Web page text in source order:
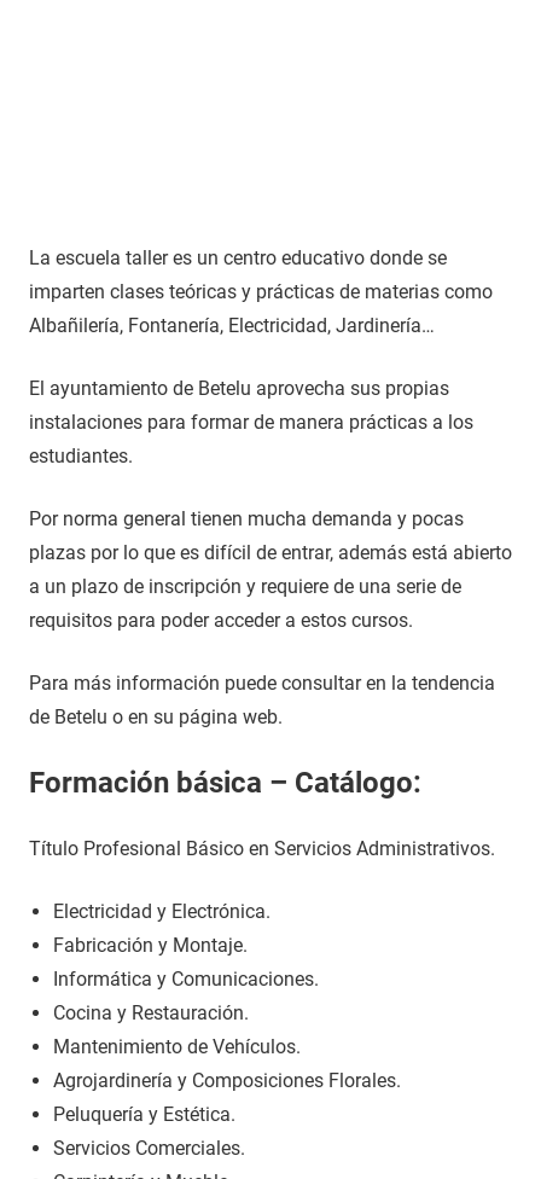
La escuela taller es un centro educativo donde se
imparten clases teóricas y prácticas de materias como
Albañilería, Fontanería, Electricidad, Jardinería…
El ayuntamiento de Betelu aprovecha sus propias
instalaciones para formar de manera prácticas a los
estudiantes.
Por norma general tienen mucha demanda y pocas
plazas por lo que es difícil de entrar, además está abierto
a un plazo de inscripción y requiere de una serie de
requisitos para poder acceder a estos cursos.
Para más información puede consultar en la tendencia
de Betelu o en su página web.
Formación básica – Catálogo:
Título Profesional Básico en Servicios Administrativos.
Electricidad y Electrónica.
Fabricación y Montaje.
Informática y Comunicaciones.
Cocina y Restauración.
Mantenimiento de Vehículos.
Agrojardinería y Composiciones Florales.
Peluquería y Estética.
Servicios Comerciales.